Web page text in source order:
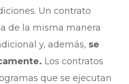
Un contrato
de la misma manera
y, además, se
Los contratos
que se ejecutan